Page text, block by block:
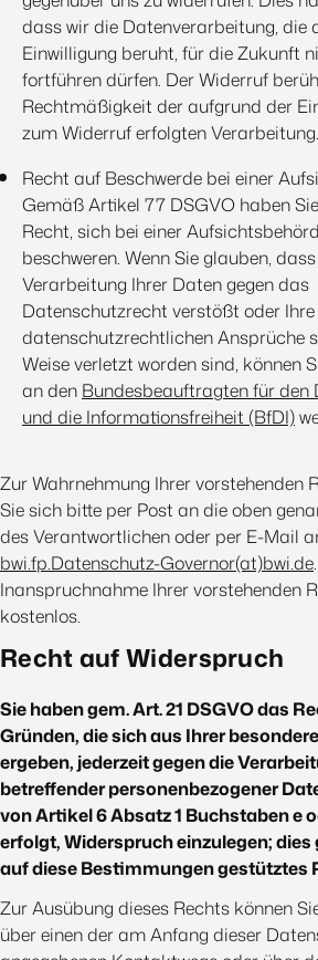
dass wir die Datenverarbeitung, die
Einwilligung beruht, für die Zukunft
fortführen dürfen. Der Widerruf
Rechtmäßigkeit der aufgrund der
zum Widerruf erfolgten Verarbeitung.
Recht auf Beschwerde bei einer
Gemäß Artikel 77 DSGVO haben
Recht, sich bei einer
beschweren. Wenn Sie glauben,
Verarbeitung Ihrer Daten gegen das
Datenschutzrecht verstößt oder Ihre
datenschutzrechtlichen Ansprüche
Weise verletzt worden sind, können
an den Bundesbeauftragten für den
und die Informationsfreiheit (BfDI)
Zur Wahrnehmung Ihrer vorstehenden
Sie sich bitte per Post an die oben
des Verantwortlichen oder per E-Mail
bwi.fp.Datenschutz-Governor(at)bwi.de
Inanspruchnahme Ihrer vorstehenden
kostenlos.
Recht auf Widerspruch
Sie haben gem. Art. 21 DSGVO das
Gründen, die sich aus Ihrer
ergeben, jederzeit gegen die
betreffender personenbezogener
von Artikel 6 Absatz 1 Buchstaben e
erfolgt, Widerspruch einzulegen; dies
auf diese Bestimmungen gestütztes
Zur Ausübung dieses Rechts können
über einen der am Anfang dieser